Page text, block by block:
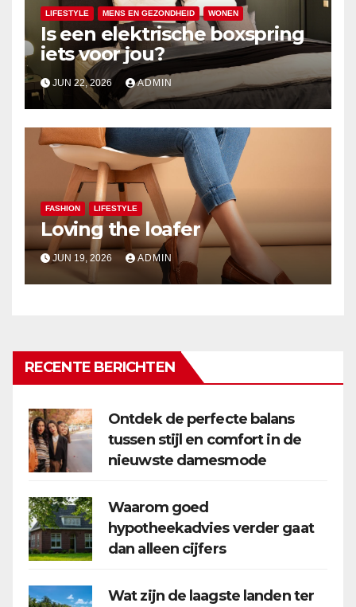
LIFESTYLE MENS EN GEZONDHEID WONEN
Is een elektrische boxspring
iets voor jou?
JUN 22, 2026 ADMIN
FASHION LIFESTYLE
Loving the loafer
JUN 19, 2026 ADMIN
RECENTE BERICHTEN
Ontdek de perfecte balans
tussen stijl en comfort in de
nieuwste damesmode
Waarom goed
hypotheekadvies verder gaat
dan alleen cijfers
Wat zijn de laagste landen ter